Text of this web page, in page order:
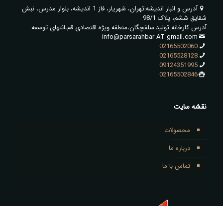
آدرس و انبار اندیشه:تهران، شهریار، فاز 1 اندیشه، بلوار مدرس، نبش
شقایق ششم، پلاک 98/1
آدرس کارخانه تولید:سلفچگان،منطقه ویژه اقتصادی قم،انتهای توسعه
info@parsarahbar AT gmail.com
02165502060
02165528128
09124351995
02165502846
نقشه سایت
محصولات
درباره ما
تماس با ما